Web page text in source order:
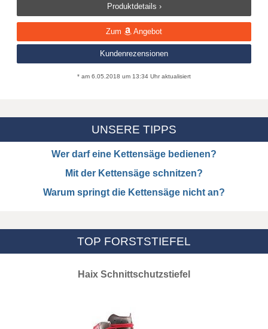
Produktdetails ›
Zum Angebot
Kundenrezensionen
* am 6.05.2018 um 13:34 Uhr aktualisiert
UNSERE TIPPS
Wer darf eine Kettensäge bedienen?
Mit der Kettensäge schnitzen?
Warum springt die Kettensäge nicht an?
TOP FORSTSTIEFEL
Haix Schnittschutzstiefel